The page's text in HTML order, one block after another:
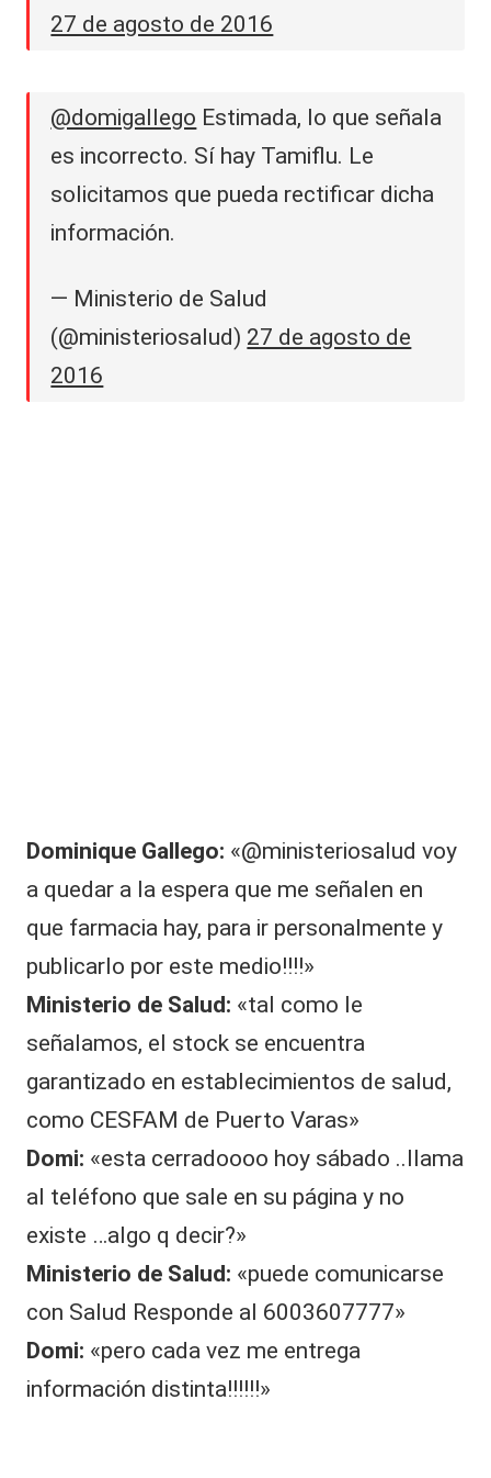
27 de agosto de 2016
@domigallego Estimada, lo que señala
es incorrecto. Sí hay Tamiflu. Le
solicitamos que pueda rectificar dicha
información.
— Ministerio de Salud
(@ministeriosalud) 27 de agosto de
2016
Dominique Gallego: «@ministeriosalud voy
a quedar a la espera que me señalen en
que farmacia hay, para ir personalmente y
publicarlo por este medio!!!!»
Ministerio de Salud: «tal como le
señalamos, el stock se encuentra
garantizado en establecimientos de salud,
como CESFAM de Puerto Varas»
Domi: «esta cerradoooo hoy sábado ..llama
al teléfono que sale en su página y no
existe …algo q decir?»
Ministerio de Salud: «puede comunicarse
con Salud Responde al 6003607777»
Domi: «pero cada vez me entrega
información distinta!!!!!!»